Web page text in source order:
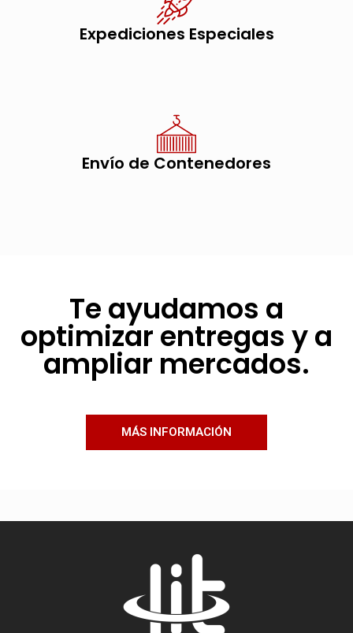
Expediciones Especiales
Envío de Contenedores
Te ayudamos a
optimizar entregas y a
ampliar mercados.
MÁS INFORMACIÓN